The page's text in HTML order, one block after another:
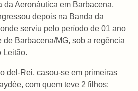
da Aeronáutica em Barbacena,
depois na Banda da
serviu pelo período de 01 ano
de Barbacena/MG, sob a regência
Leitão.
del-Rei, casou-se em primeiras
com quem teve 2 filhos: